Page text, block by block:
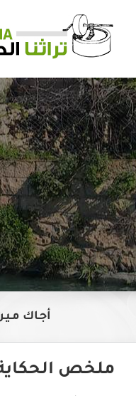
content
أجـاك
ملخص